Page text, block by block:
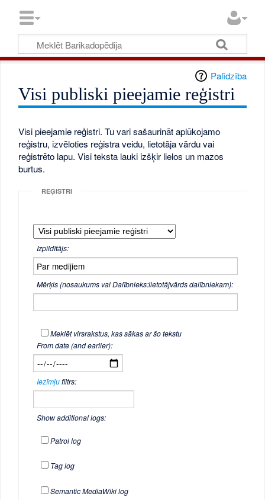
Palīdzība
Visi publiski pieejamie reģistri
Visi pieejamie reģistri. Tu vari sašaurināt aplūkojamo
reģistru, izvēloties reģistra veidu, lietotāja vārdu vai
reģistrēto lapu. Visi teksta lauki izšķir lielos un mazos
burtus.
REĢISTRI
Izpildītājs:
Mērķis (nosaukums vai Dalībnieks:lietotājvārds dalībniekam):
Meklēt virsrakstus, kas sākas ar šo tekstu
From date (and earlier):
Iezīmjufiltrs:
Show additional logs:
Patrol log
Tag log
Semantic MediaWiki log